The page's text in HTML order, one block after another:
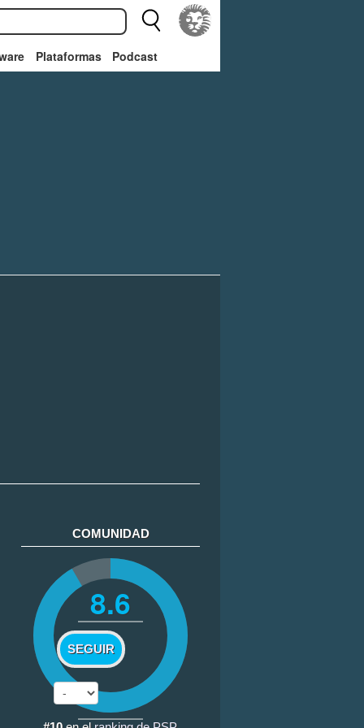
Plataformas Podcast
COMUNIDAD
8.6
SEGUIR